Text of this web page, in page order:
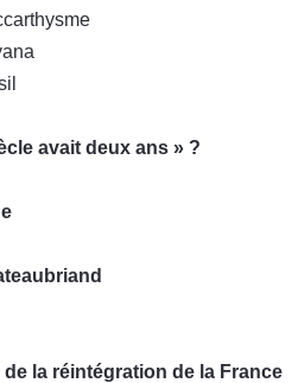
avait deux ans » ?
la réintégration de la France